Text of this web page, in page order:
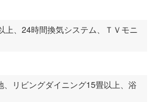
上、24時間換気システム、ＴＶモニ
リビングダイニング15畳以上、浴